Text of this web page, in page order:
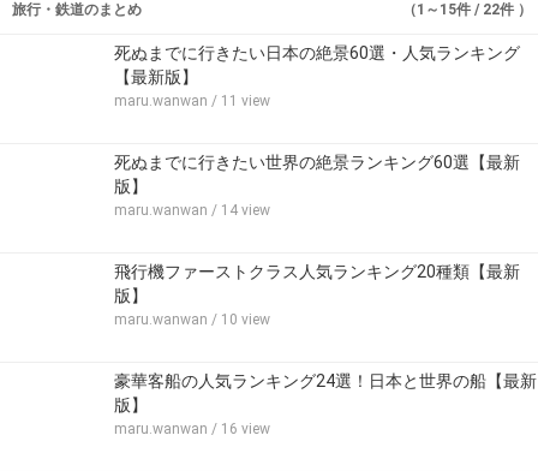
旅行・鉄道のまとめ （1～15件 / 22件 ）
死ぬまでに行きたい日本の絶景60選・人気ランキング
【最新版】
maru.wanwan / 11 view
死ぬまでに行きたい世界の絶景ランキング60選【最新
版】
maru.wanwan / 14 view
飛行機ファーストクラス人気ランキング20種類【最新
版】
maru.wanwan / 10 view
豪華客船の人気ランキング24選！日本と世界の船【最新
版】
maru.wanwan / 16 view